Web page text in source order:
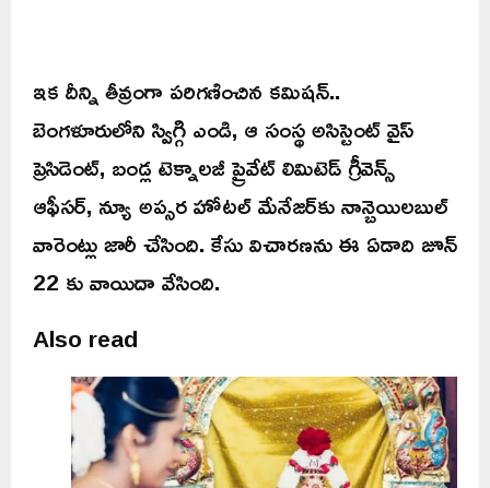
ఇక దీన్ని తీవ్రంగా పరిగణించిన కమిషన్..
బెంగళూరులోని స్విగ్గి ఎండి, ఆ సంస్థ అసిస్టెంట్ వైస్
ప్రెసిడెంట్, బండ్ల టెక్నాలజీ ప్రైవేట్ లిమిటెడ్ గ్రీవెన్స్
ఆఫీసర్, న్యూ అప్సర హోటల్ మేనేజర్‌కు నాన్బెయిలబుల్
వారెంట్లు జారీ చేసింది. కేసు విచారణను ఈ ఏడాది జూన్
22 కు వాయిదా వేసింది.
Also read